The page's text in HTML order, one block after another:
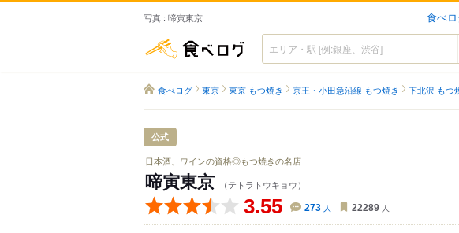
写真 : 啼寅東京 食べ
食べログ
食べログ 東京 東京 もつ焼き 京王・小田急沿線 もつ焼き 下北沢 もつ
公式
日本酒、ワインの資格◎もつ焼きの名店
啼寅東京 （テトラトウキョウ）
3.55 273 人 22289 人